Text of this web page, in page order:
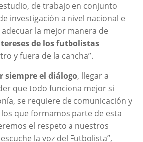
de trabajo en conjunto
investigación a nivel nacional e
la mejor manera de
de los futbolistas
y fuera de la cancha”.
siempre el diálogo, llegar a
que todo funciona mejor si
se requiere de comunicación y
que formamos parte de esta
el respeto a nuestros
la voz del Futbolista”,